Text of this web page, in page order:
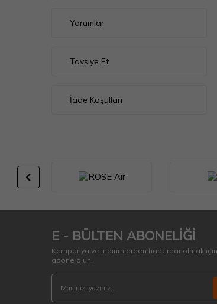
Yorumlar
Tavsiye Et
İade Koşulları
E - BÜLTEN ABONELİĞİ
Kampanya ve indirimlerden haberdar olmak
abone olun.